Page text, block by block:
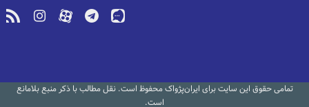
تمامی حقوق این سایت برای ایران‌پژواک محفوظ است. نقل مطالب با ذکر منبع بلامانع
است.